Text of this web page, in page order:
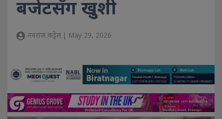
बजेटसँग खुशी
नवराज कट्टेल | May 29, 2026